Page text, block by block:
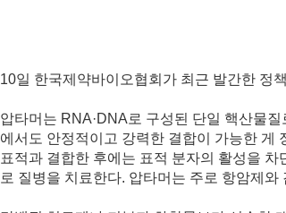
10일 한국제약바이오협회가 최근 발간한 정
압타머는 RNA·DNA로 구성된 단일 핵산물
에서도 안정적이고 강력한 결합이 가능한 게
표적과 결합한 후에는 표적 분자의 활성을
로 질병을 치료한다. 압타머는 주로 항암제